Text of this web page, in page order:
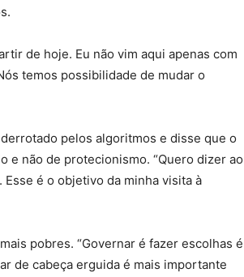
de hoje. Eu não vim aqui apenas com
temos possibilidade de mudar o
pelos algoritmos e disse que o
e não de protecionismo. “Quero dizer ao
é o objetivo da minha visita à
pobres. “Governar é fazer escolhas é
de cabeça erguida é mais importante